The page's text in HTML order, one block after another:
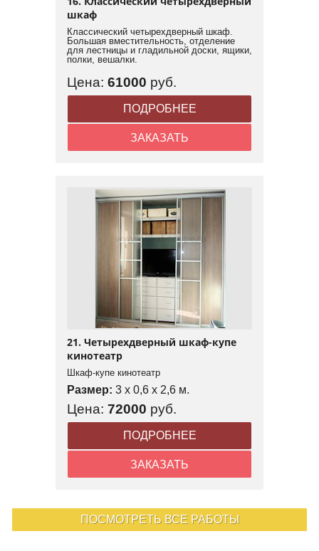
шкаф
Классический четырехдверный шкаф.
Большая вместительность, отделение
для лестницы и гладильной доски, ящики,
полки, вешалки.
Цена: 61000 руб.
ПОДРОБНЕЕ
ЗАКАЗАТЬ
21. Четырехдверный шкаф-купе
кинотеатр
Шкаф-купе кинотеатр
Размер: 3 x 0,6 x 2,6 м.
Цена: 72000 руб.
ПОДРОБНЕЕ
ЗАКАЗАТЬ
ПОСМОТРЕТЬ ВСЕ РАБОТЫ